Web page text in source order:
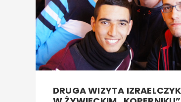
DRUGA WIZYTA